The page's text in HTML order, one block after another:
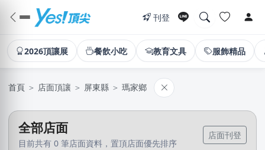
刊登
2026頂讓展 餐飲小吃 教育文具 服飾精品
首頁 ＞ 店面頂讓 ＞ 屏東縣 ＞ 瑪家鄉
全部店面
目前共有 0 筆店面資料，置頂店面優先排序
店面刊登